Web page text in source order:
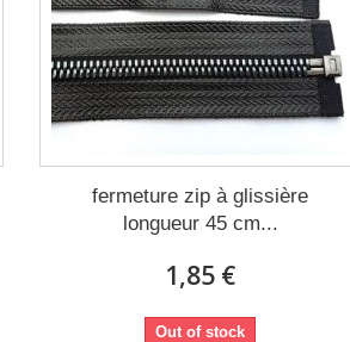
fermeture zip à glissière
longueur 45 cm...
1,85 €
Out of stock